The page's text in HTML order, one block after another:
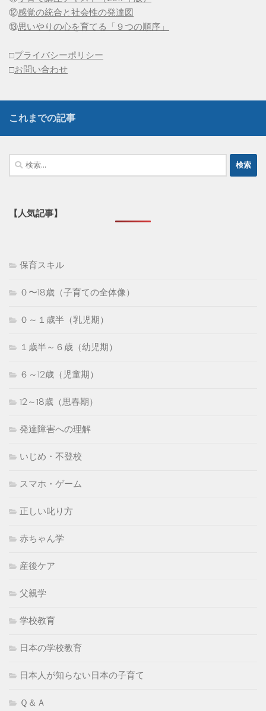
⑫感覚の統合と社会性の発達図
⑬思いやりの心を育てる「９つの順序」
□プライバシーポリシー
□お問い合わせ
これまでの記事
検
索:
【人気記事】
保育スキル
０〜18歳（子育ての全体像）
０～１歳半（乳児期）
１歳半～６歳（幼児期）
６～12歳（児童期）
12～18歳（思春期）
発達障害への理解
いじめ・不登校
スマホ・ゲーム
正しい叱り方
赤ちゃん学
産後ケア
父親学
学校教育
日本の学校教育
日本人が知らない日本の子育て
Ｑ＆Ａ